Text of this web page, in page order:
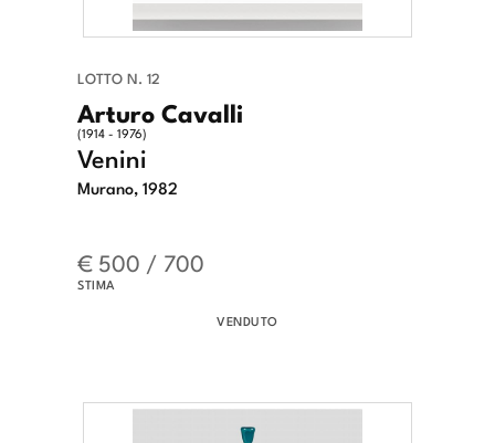
LOTTO N. 12
Arturo Cavalli
(1914 - 1976)
Venini
Murano, 1982
€ 500 / 700
STIMA
VENDUTO